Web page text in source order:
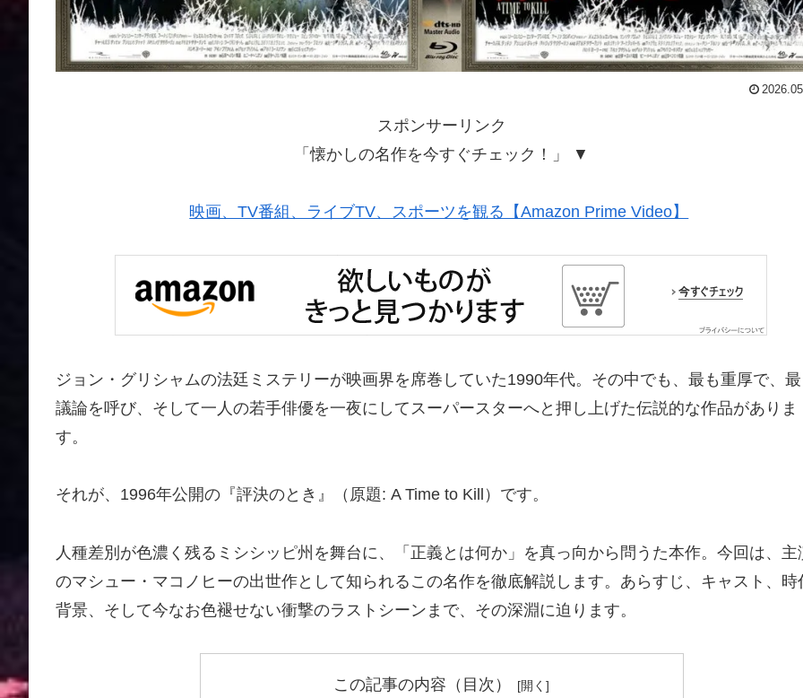
スポンサーリンク
「懐かしの名作を今すぐチェック！」 ▼
映画、TV番組、ライブTV、スポーツを観る【Amazon Prime Video】
ジョン・グリシャムの法廷ミステリーが映画界を席巻していた1990年代。その中でも、最も重厚で、
議論を呼び、そして一人の若手俳優を一夜にしてスーパースターへと押し上げた伝説的な作品がありま
す。
それが、1996年公開の『評決のとき』（原題: A Time to Kill）です。
人種差別が色濃く残るミシシッピ州を舞台に、「正義とは何か」を真っ向から問うた本作。今回は、主
のマシュー・マコノヒーの出世作として知られるこの名作を徹底解説します。あらすじ、キャスト、時
背景、そして今なお色褪せない衝撃のラストシーンまで、その深淵に迫ります。
この記事の内容（目次）